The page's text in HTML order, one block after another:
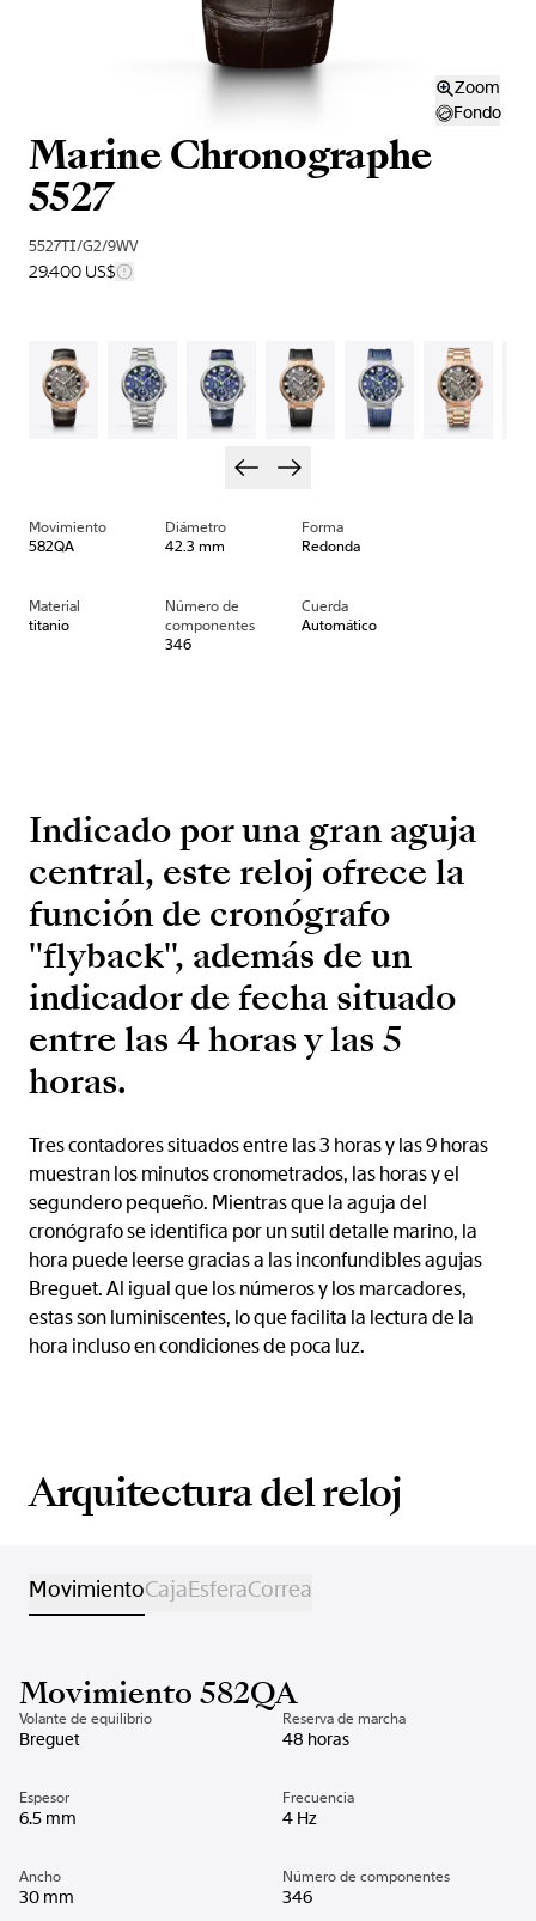
Zoom
Fondo
Marine Chronographe
5527
5527TI/G2/9WV
29.400 US$
Movimiento
582QA
Diámetro
42.3 mm
Forma
Redonda
Material
titanio
Número de
componentes
346
Cuerda
Automático
Indicado por una gran aguja
central, este reloj ofrece la
función de cronógrafo
"flyback", además de un
indicador de fecha situado
entre las 4 horas y las 5
horas.
Tres contadores situados entre las 3 horas y las 9 horas
muestran los minutos cronometrados, las horas y el
segundero pequeño. Mientras que la aguja del
cronógrafo se identifica por un sutil detalle marino, la
hora puede leerse gracias a las inconfundibles agujas
Breguet. Al igual que los números y los marcadores,
estas son luminiscentes, lo que facilita la lectura de la
hora incluso en condiciones de poca luz.
Arquitectura del reloj
MovimientoCajaEsferaCorrea
Movimiento 582QA
Volante de equilibrio
Breguet
Reserva de marcha
48 horas
Espesor
6.5 mm
Frecuencia
4 Hz
Ancho
30 mm
Número de componentes
346